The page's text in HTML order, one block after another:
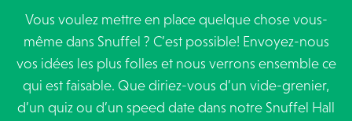
Vous voulez mettre en place quelque chose vous-
même dans Snuffel ? C’est possible! Envoyez-nous
vos idées les plus folles et nous verrons ensemble ce
qui est faisable. Que diriez-vous d’un vide-grenier,
d’un quiz ou d’un speed date dans notre Snuffel Hall